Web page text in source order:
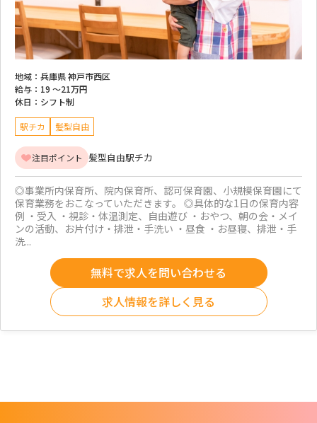
地域： 兵庫県 神戸市西区
給与： 19 ～21万円
休日： シフト制
駅チカ 髪型自由
注目ポイント 髪型自由駅チカ
◎事業所内保育所、院内保育所、認可保育園、小規模保育園にて
保育業務をおこなっていただきます。 ◎具体的な1日の保育内容
例 ・受入 ・視診・体温測定、自由遊び ・おやつ、朝の会・メイ
ンの活動、お片付け・排泄・手洗い ・昼食 ・お昼寝、排泄・手
洗...
無料で求人を問い合わせる
求人情報を詳しく見る